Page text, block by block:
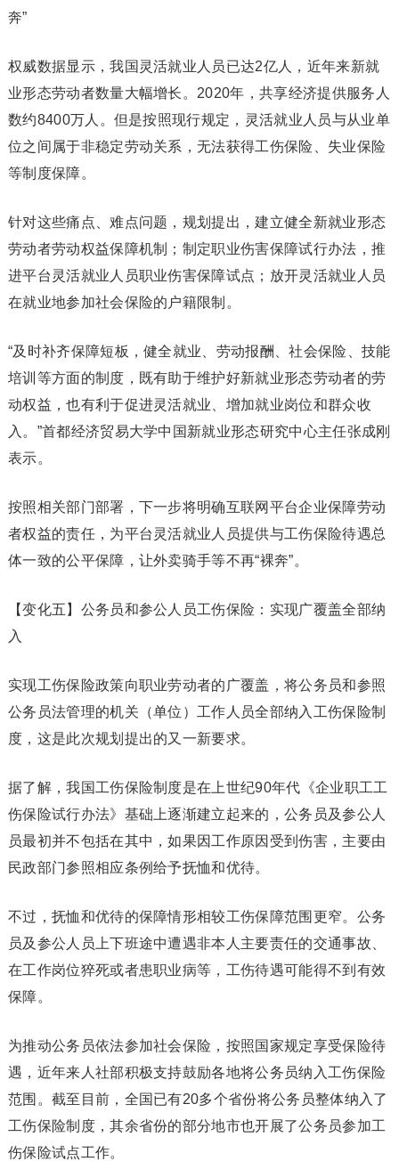
奔”
权威数据显示，我国灵活就业人员已达2亿人，近年来新就
业形态劳动者数量大幅增长。2020年，共享经济提供服务人
数约8400万人。但是按照现行规定，灵活就业人员与从业单
位之间属于非稳定劳动关系，无法获得工伤保险、失业保险
等制度保障。
针对这些痛点、难点问题，规划提出，建立健全新就业形态
劳动者劳动权益保障机制；制定职业伤害保障试行办法，推
进平台灵活就业人员职业伤害保障试点；放开灵活就业人员
在就业地参加社会保险的户籍限制。
“及时补齐保障短板，健全就业、劳动报酬、社会保险、技能
培训等方面的制度，既有助于维护好新就业形态劳动者的劳
动权益，也有利于促进灵活就业、增加就业岗位和群众收
入。”首都经济贸易大学中国新就业形态研究中心主任张成刚
表示。
按照相关部门部署，下一步将明确互联网平台企业保障劳动
者权益的责任，为平台灵活就业人员提供与工伤保险待遇总
体一致的公平保障，让外卖骑手等不再“裸奔”。
【变化五】公务员和参公人员工伤保险：实现广覆盖全部纳
入
实现工伤保险政策向职业劳动者的广覆盖，将公务员和参照
公务员法管理的机关（单位）工作人员全部纳入工伤保险制
度，这是此次规划提出的又一新要求。
据了解，我国工伤保险制度是在上世纪90年代《企业职工工
伤保险试行办法》基础上逐渐建立起来的，公务员及参公人
员最初并不包括在其中，如果因工作原因受到伤害，主要由
民政部门参照相应条例给予抚恤和优待。
不过，抚恤和优待的保障情形相较工伤保障范围更窄。公务
员及参公人员上下班途中遭遇非本人主要责任的交通事故、
在工作岗位猝死或者患职业病等，工伤待遇可能得不到有效
保障。
为推动公务员依法参加社会保险，按照国家规定享受保险待
遇，近年来人社部积极支持鼓励各地将公务员纳入工伤保险
范围。截至目前，全国已有20多个省份将公务员整体纳入了
工伤保险制度，其余省份的部分地市也开展了公务员参加工
伤保险试点工作。